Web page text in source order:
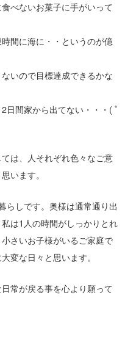
食べないお菓子に手がいって
時間に海に・・というのが億
ないので目標達成できるかな
日間家から出てない・・・( ﾟ
は、人それぞれ色々なご意
います。
らしです。奥様は通常通り出
は1人の時間がしっかりとれ
さいお子様がいるご家庭で
変な日々と思います。
常が戻る事を心より願って